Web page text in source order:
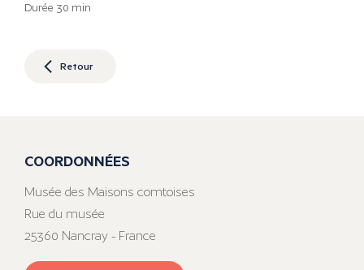
Durée 30 min
Retour
COORDONNÉES
Musée des Maisons comtoises
Rue du musée
25360 Nancray - France